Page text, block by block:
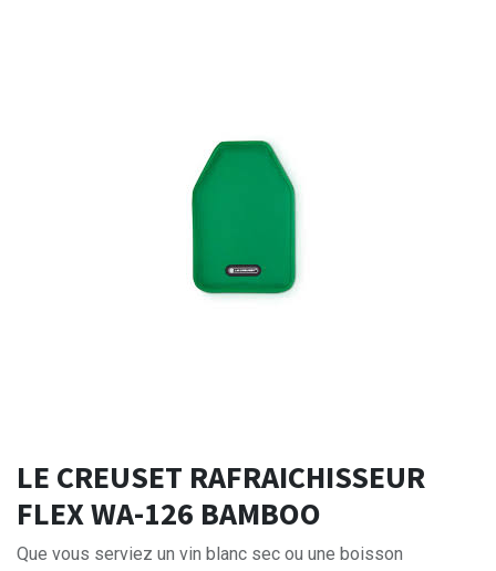
LE CREUSET RAFRAICHISSEUR
FLEX WA-126 BAMBOO
Que vous serviez un vin blanc sec ou une boisson